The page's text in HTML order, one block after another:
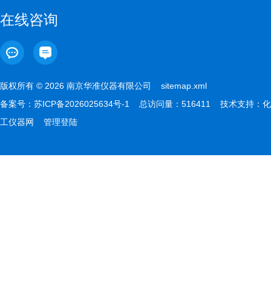
在线咨询
版权所有 © 2026 南京华准仪器有限公司 sitemap.xml
备案号： 苏ICP备2026025634号-1 总访问量：516411 技术支持： 化
工仪器网
管理登陆